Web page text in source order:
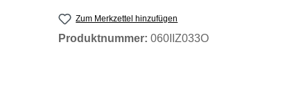
Zum Merkzettel hinzufügen
Produktnummer: 060IIZ033O